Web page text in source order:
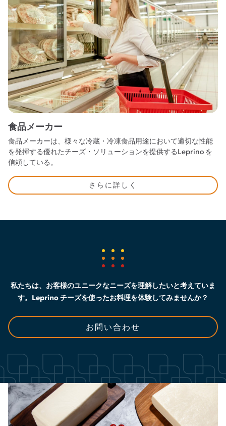
食品メーカー
食品メーカーは、様々な冷蔵・冷凍食品用途において適切な性能
を発揮する優れたチーズ・ソリューションを提供するLeprino を
信頼している。
さらに詳しく
私たちは、お客様のユニークなニーズを理解したいと考えていま
す。Leprino チーズを使ったお料理を体験してみませんか？
お問い合わせ